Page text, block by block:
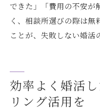
できた」「費用の不安が
く、相談所選びの際は無
ことが、失敗しない婚活
効率よく婚活
リング活用を